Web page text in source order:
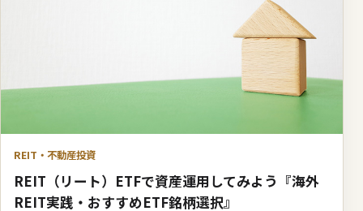
REIT・不動産投資
REIT（リート）ETFで資産運用してみよう『海外
REIT実践・おすすめETF銘柄選択』